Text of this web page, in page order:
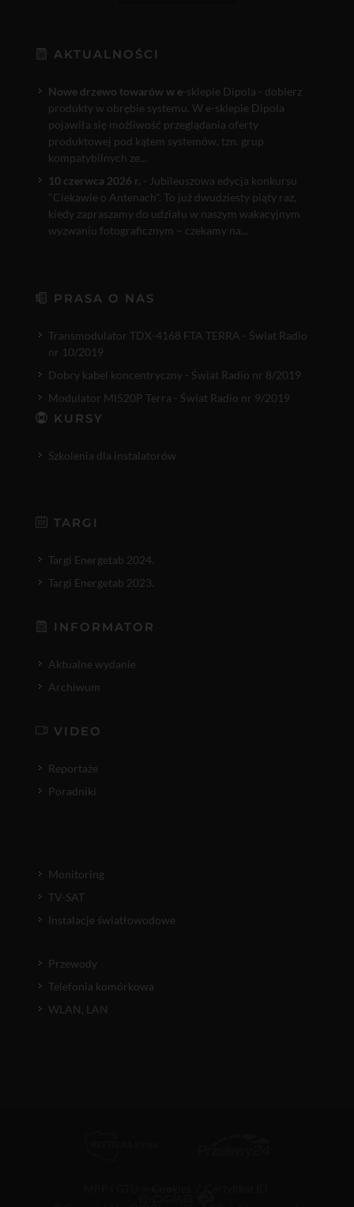
AKTUALNOŚCI
Nowe drzewo towarów w e-sklepie Dipola - dobierz
produkty w obrębie systemu. W e-sklepie Dipola
pojawiła się możliwość przeglądania oferty
produktowej pod kątem systemów, tzn. grup
kompatybilnych ze...
10 czerwca 2026 r. - Jubileuszowa edycja konkursu
"Ciekawie o Antenach". To już dwudziesty piąty raz,
kiedy zapraszamy do udziału w naszym wakacyjnym
wyzwaniu fotograficznym – czekamy na...
PRASA O NAS
Transmodulator TDX-4168 FTA TERRA - Świat Radio
nr 10/2019
Dobry kabel koncentryczny - Świat Radio nr 8/2019
Modulator MI520P Terra - Świat Radio nr 9/2019
KURSY
Szkolenia dla instalatorów
TARGI
Targi Energetab 2024.
Targi Energetab 2023.
INFORMATOR
Aktualne wydanie
Archiwum
VIDEO
Reportaże
Poradniki
Monitoring
TV-SAT
Instalacje światłowodowe
Przewody
Telefonia komórkowa
WLAN, LAN